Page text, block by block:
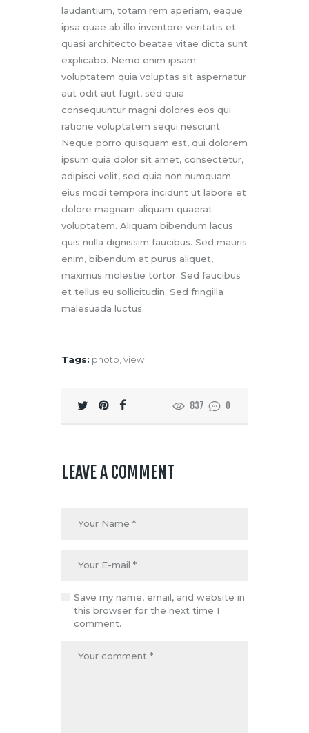
laudantium, totam rem aperiam, eaque
ipsa quae ab illo inventore veritatis et
quasi architecto beatae vitae dicta sunt
explicabo. Nemo enim ipsam
voluptatem quia voluptas sit aspernatur
aut odit aut fugit, sed quia
consequuntur magni dolores eos qui
ratione voluptatem sequi nesciunt.
Neque porro quisquam est, qui dolorem
ipsum quia dolor sit amet, consectetur,
adipisci velit, sed quia non numquam
eius modi tempora incidunt ut labore et
dolore magnam aliquam quaerat
voluptatem. Aliquam bibendum lacus
quis nulla dignissim faucibus. Sed mauris
enim, bibendum at purus aliquet,
maximus molestie tortor. Sed faucibus
et tellus eu sollicitudin. Sed fringilla
malesuada luctus.
Tags: photo,view
837 0
LEAVE A COMMENT
Save my name, email, and website in
this browser for the next time I
comment.